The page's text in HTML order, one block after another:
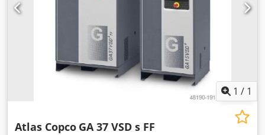
1 / 1
Atlas Copco GA 37 VSD s FF